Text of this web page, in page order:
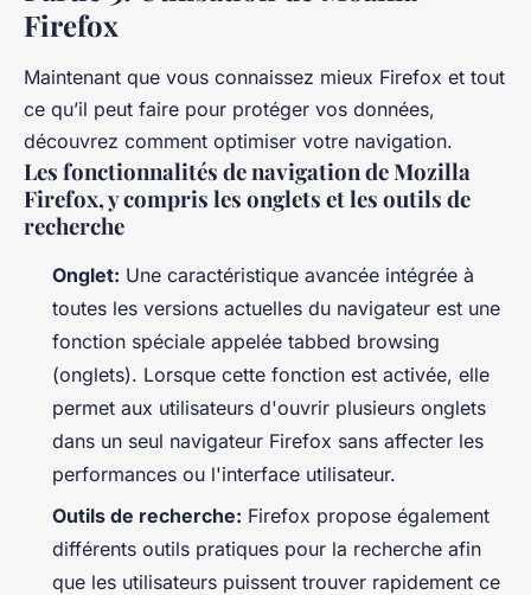
Firefox
Maintenant que vous connaissez mieux Firefox et tout
ce qu’il peut faire pour protéger vos données,
découvrez comment optimiser votre navigation.
Les fonctionnalités de navigation de Mozilla
Firefox, y compris les onglets et les outils de
recherche
Onglet: Une caractéristique avancée intégrée à
toutes les versions actuelles du navigateur est une
fonction spéciale appelée tabbed browsing
(onglets). Lorsque cette fonction est activée, elle
permet aux utilisateurs d'ouvrir plusieurs onglets
dans un seul navigateur Firefox sans affecter les
performances ou l'interface utilisateur.
Outils de recherche: Firefox propose également
différents outils pratiques pour la recherche afin
que les utilisateurs puissent trouver rapidement ce